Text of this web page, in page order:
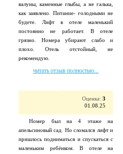
валуны, каменные глыбы, а не галька,
как заявлено. Питание- голодными не
будете. Лифт в отеле маленький
постоянно не работает. В отеле
грязно. Номера убирают слабо и
плохо. Отель отстойный, не
рекомендую.
читать отзыв полностью...
Оценка: 3
01.08.25
Номер был на 4 этаже на
апельсиновый сад. Но сломался лифт и
пришлось подниматься и спускаться с
маленьким ребёнком. В отеле на